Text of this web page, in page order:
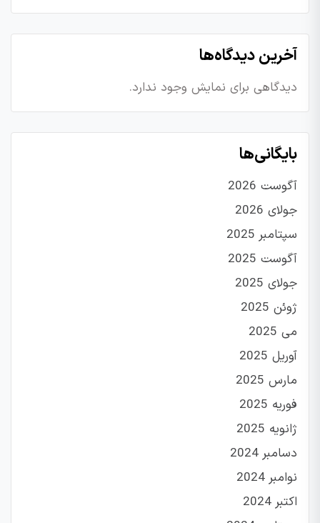
آخرین دیدگاه‌ها
دیدگاهی برای نمایش وجود ندارد.
بایگانی‌ها
آگوست 2026
جولای 2026
سپتامبر 2025
آگوست 2025
جولای 2025
ژوئن 2025
می 2025
آوریل 2025
مارس 2025
فوریه 2025
ژانویه 2025
دسامبر 2024
نوامبر 2024
اکتبر 2024